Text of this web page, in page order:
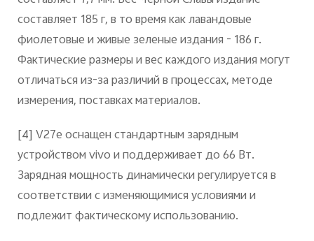
составляет 185 г, в то время как лавандовые
фиолетовые и живые зеленые издания - 186 г.
Фактические размеры и вес каждого издания могут
отличаться из-за различий в процессах, методе
измерения, поставках материалов.
[4] V27e оснащен стандартным зарядным
устройством vivo и поддерживает до 66 Вт.
Зарядная мощность динамически регулируется в
соответствии с изменяющимися условиями и
подлежит фактическому использованию.